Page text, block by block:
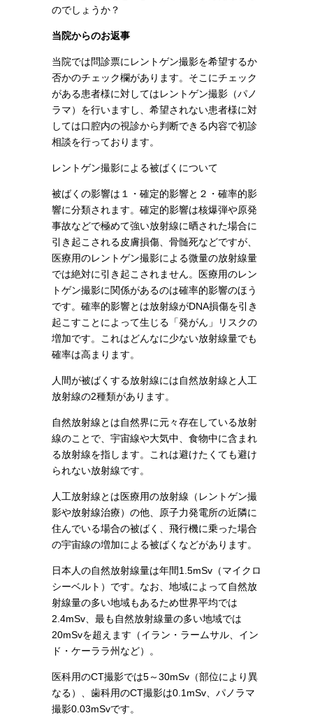
のでしょうか？
当院からのお返事
当院では問診票にレントゲン撮影を希望するか
否かのチェック欄があります。そこにチェック
がある患者様に対してはレントゲン撮影（パノ
ラマ）を行いますし、希望されない患者様に対
しては口腔内の視診から判断できる内容で初診
相談を行っております。
レントゲン撮影による被ばくについて
被ばくの影響は１・確定的影響と２・確率的影
響に分類されます。確定的影響は核爆弾や原発
事故などで極めて強い放射線に晒された場合に
引き起こされる皮膚損傷、骨髄死などですが、
医療用のレントゲン撮影による微量の放射線量
では絶対に引き起こされません。医療用のレン
トゲン撮影に関係があるのは確率的影響のほう
です。確率的影響とは放射線がDNA損傷を引き
起こすことによって生じる「発がん」リスクの
増加です。これはどんなに少ない放射線量でも
確率は高まります。
人間が被ばくする放射線には自然放射線と人工
放射線の2種類があります。
自然放射線とは自然界に元々存在している放射
線のことで、宇宙線や大気中、食物中に含まれ
る放射線を指します。これは避けたくても避け
られない放射線です。
人工放射線とは医療用の放射線（レントゲン撮
影や放射線治療）の他、原子力発電所の近隣に
住んでいる場合の被ばく、飛行機に乗った場合
の宇宙線の増加による被ばくなどがあります。
日本人の自然放射線量は年間1.5mSv（マイクロ
シーベルト）です。なお、地域によって自然放
射線量の多い地域もあるため世界平均では
2.4mSv、最も自然放射線量の多い地域では
20mSvを超えます（イラン・ラームサル、イン
ド・ケーララ州など）。
医科用のCT撮影では5～30mSv（部位により異
なる）、歯科用のCT撮影は0.1mSv、パノラマ
撮影0.03mSvです。